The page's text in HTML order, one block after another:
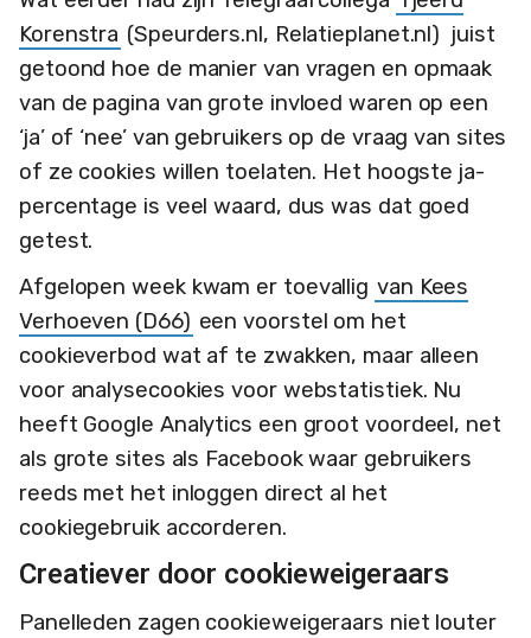
Korenstra (Speurders.nl, Relatieplanet.nl) juist
getoond hoe de manier van vragen en opmaak
van de pagina van grote invloed waren op een
‘ja’ of ‘nee’ van gebruikers op de vraag van sites
of ze cookies willen toelaten. Het hoogste ja-
percentage is veel waard, dus was dat goed
getest.
Afgelopen week kwam er toevallig van Kees
Verhoeven (D66) een voorstel om het
cookieverbod wat af te zwakken, maar alleen
voor analysecookies voor webstatistiek. Nu
heeft Google Analytics een groot voordeel, net
als grote sites als Facebook waar gebruikers
reeds met het inloggen direct al het
cookiegebruik accorderen.
Creatiever door cookieweigeraars
Panelleden zagen cookieweigeraars niet louter